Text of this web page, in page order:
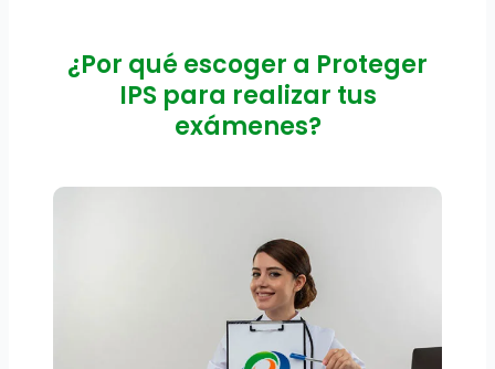
¿Por qué escoger a Proteger
IPS para realizar tus
exámenes?